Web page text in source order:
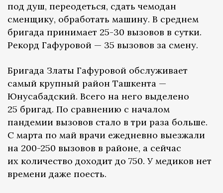
под душ, переодеться, сдать чемодан
сменщику, обработать машину. В среднем
бригада принимает 25-30 вызовов в сутки.
Рекорд Гафуровой — 35 вызовов за смену.
Бригада Златы Гафуровой обслуживает
самый крупный район Ташкента —
Юнусабадский. Всего на него выделено
25 бригад. По сравнению с началом
пандемии вызовов стало в три раза больше.
С марта по май врачи ежедневно выезжали
на 200-250 вызовов в районе, а сейчас
их количество доходит до 750. У медиков нет
времени даже поесть.